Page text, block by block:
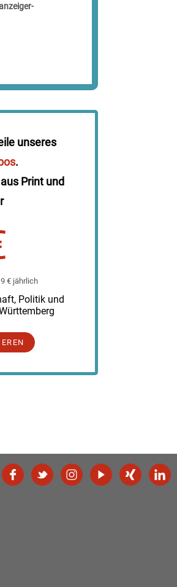
unseres
.
Print und
€ jährlich
Politik und